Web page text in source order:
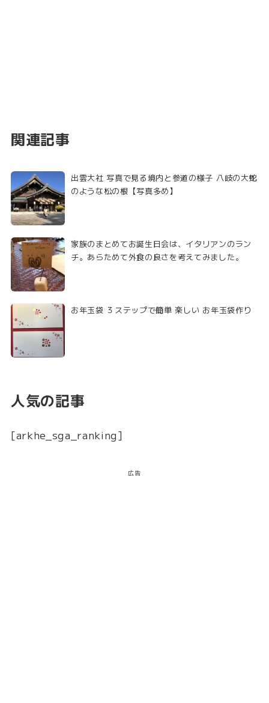
関連記事
出雲大社 写真で見る境内と参道の様子 八岐の大蛇
のような松の根【写真多め】
家族のまとめてお誕生日会は、イタリアンのラン
チ。あらためて外食の良さを考えてみました。
お年玉袋 ３ステップで簡単 楽しい お年玉袋作り
人気の記事
[arkhe_sga_ranking]
広告